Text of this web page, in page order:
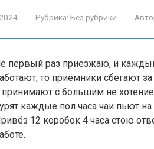
Рубрика: Без рубрики
первый раз приезжаю, и
то приёмники сбегают
принимают с большим не
каждые пол часа чаи пьют
12 коробок 4 часа стою